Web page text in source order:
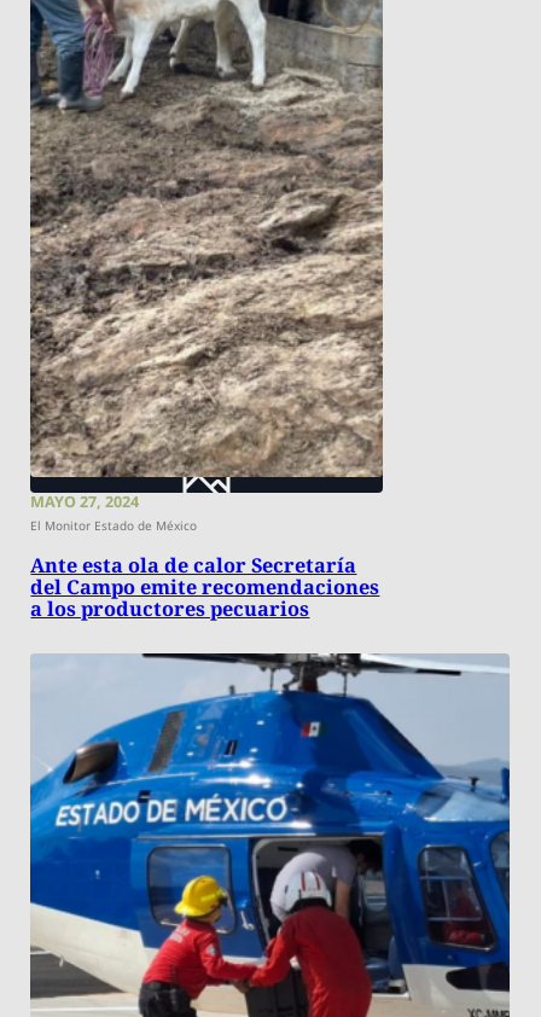
MAYO 27, 2024
El Monitor Estado de México
Ante esta ola de calor Secretaría
del Campo emite recomendaciones
a los productores pecuarios